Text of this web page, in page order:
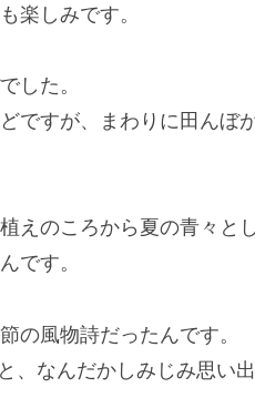
楽しみです。
した。
ですが、まわりに田んぼ
えのころから夏の青々と
です。
の風物詩だったんです。
、なんだかしみじみ思い